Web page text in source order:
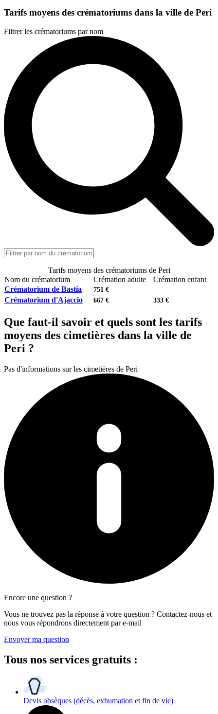
Tarifs moyens des crématoriums dans la ville de Peri
Filtrer les crématoriums par nom
Tarifs moyens des crématoriums de Peri
Nom du crématorium
Crémation adulte
Crémation enfant
Crématorium de Bastia
751 €
Crématorium d'Ajaccio 667 € 333 €
Que faut-il savoir et quels sont les tarifs
moyens des cimetières dans la ville de
Peri ?
Pas d'informations sur les cimetières de Peri
Encore une question ?
Vous ne trouvez pas la réponse à votre question ? Contactez-nous et
nous vous répondrons directement par e-mail
Envoyer ma question
Tous nos services gratuits :
Devis obsèques (décès, exhumation et fin de vie)